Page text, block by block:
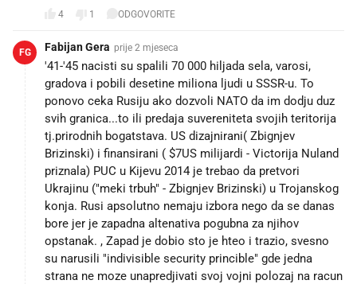
4 1 ODGOVORITE
FG Fabijan Gera prije 2 mjeseca
'41-'45 nacisti su spalili 70 000 hiljada sela, varosi,
gradova i pobili desetine miliona ljudi u SSSR-u. To
ponovo ceka Rusiju ako dozvoli NATO da im dodju duz
svih granica...to ili predaja suvereniteta svojih teritorija
tj.prirodnih bogatstava. US dizajnirani( Zbignjev
Brizinski) i finansirani ( $7US milijardi - Victorija Nuland
priznala) PUC u Kijevu 2014 je trebao da pretvori
Ukrajinu ("meki trbuh" - Zbignjev Brizinski) u Trojanskog
konja. Rusi apsolutno nemaju izbora nego da se danas
bore jer je zapadna altenativa pogubna za njihov
opstanak. , Zapad je dobio sto je hteo i trazio, svesno
su narusili "indivisible security princible" gde jedna
strana ne moze unapredjivati svoj vojni polozaj na racun